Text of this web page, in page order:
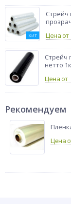
ХИТ
Стрейч
Цена от
Стрейч
нетто
Цена от
Рекомендуем